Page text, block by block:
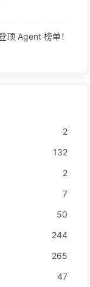
Agent 榜单！
2
132
2
7
50
244
265
47